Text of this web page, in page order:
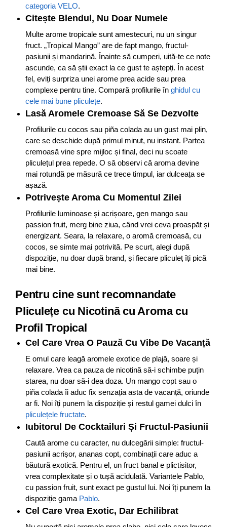
categoria VELO.
Citește Blendul, Nu Doar Numele
Multe arome tropicale sunt amestecuri, nu un singur
fruct. „Tropical Mango” are de fapt mango, fructul-
pasiunii și mandarină. Înainte să cumperi, uită-te ce note
ascunde, ca să știi exact la ce gust te aștepți. În acest
fel, eviți surpriza unei arome prea acide sau prea
complexe pentru tine. Compară profilurile în ghidul cu
cele mai bune pliculețe.
Lasă Aromele Cremoase Să Se Dezvolte
Profilurile cu cocos sau piña colada au un gust mai plin,
care se deschide după primul minut, nu instant. Partea
cremoasă vine spre mijloc și final, deci nu scoate
pliculețul prea repede. O să observi că aroma devine
mai rotundă pe măsură ce trece timpul, iar dulceața se
așază.
Potrivește Aroma Cu Momentul Zilei
Profilurile luminoase și acrișoare, gen mango sau
passion fruit, merg bine ziua, când vrei ceva proaspăt și
energizant. Seara, la relaxare, o aromă cremoasă, cu
cocos, se simte mai potrivită. Pe scurt, alegi după
dispoziție, nu doar după brand, și fiecare pliculeț îți pică
mai bine.
Pentru cine sunt recomnandate
Pliculețe cu Nicotină cu Aroma cu
Profil Tropical
Cel Care Vrea O Pauză Cu Vibe De Vacanță
E omul care leagă aromele exotice de plajă, soare și
relaxare. Vrea ca pauza de nicotină să-i schimbe puțin
starea, nu doar să-i dea doza. Un mango copt sau o
piña colada îi aduc fix senzația asta de vacanță, oriunde
ar fi. Noi îți punem la dispoziție și restul gamei dulci în
pliculețele fructate.
Iubitorul De Cocktailuri Și Fructul-Pasiunii
Caută arome cu caracter, nu dulcegării simple: fructul-
pasiunii acrișor, ananas copt, combinații care aduc a
băutură exotică. Pentru el, un fruct banal e plictisitor,
vrea complexitate și o tușă acidulată. Variantele Pablo,
cu passion fruit, sunt exact pe gustul lui. Noi îți punem la
dispoziție gama Pablo.
Cel Care Vrea Exotic, Dar Echilibrat